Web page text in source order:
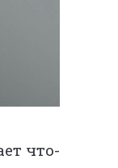
что-